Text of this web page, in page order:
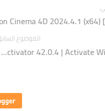
Cinema 4D 2024.4.1
الموضوع
HEU KMS Activator 42.0.4 | Activate Windows / Office